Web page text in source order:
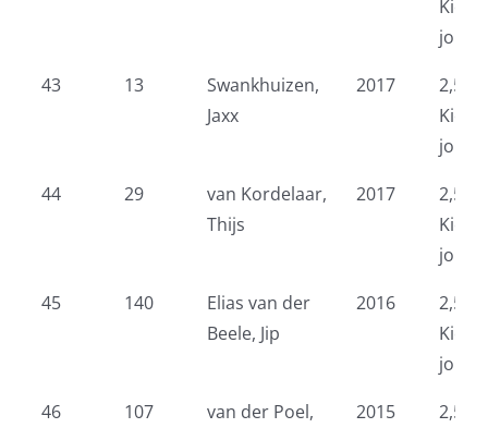
43
13
Swankhuizen,
Jaxx
2017
2,5
44
29
van Kordelaar,
Thijs
2017
2,5
45
140
Elias van der
Beele, Jip
2016
2,5
46
107
van der Poel,
2015
2,5